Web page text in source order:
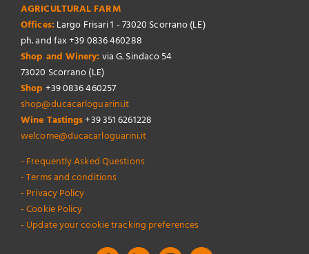
AGRICULTURAL FARM
Offices: Largo Frisari 1 - 73020 Scorrano (LE)
ph. and fax +39 0836 460288
Shop and Winery: via G. Sindaco 54
73020 Scorrano (LE)
Shop +39 0836 460257
shop@ducacarloguarini.it
Wine Tastings+39 351 6261228
welcome@ducacarloguarini.it
- Frequently Asked Questions
- Terms and conditions
- Privacy Policy
- Cookie Policy
- Update your cookie tracking preferences